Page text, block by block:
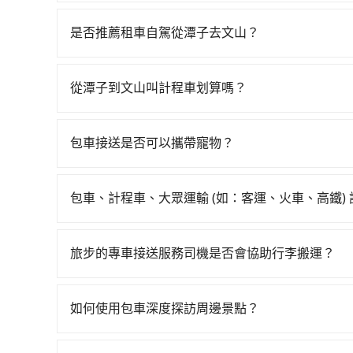
班次高鐵可搭乘。假設從台中市潭子區前往最靠
車費400元後，抵達台北市文山區的目的地。全程
車，不僅每人至少額外負擔180元車資，而且更會
是否推薦租車自駕從潭子去文山？
天就要來回，那在台中路邊可隨租隨借的iRent應
額外的汽車保險與可能的罰單都需自付。再者，
像在開樂透一樣。另外，偶爾也會遇到明明已經
行李時，就顯得非常不便。
從潭子到文山叫計程車划算嗎？
到車，也可考慮打電話至潭子附近的計程車隊，
務品質上，tripool都是你從潭子到文山的最佳選擇
包車接送是否可以攜帶寵物？
寵物同行。且為了行程安全，請勿將寵物抱出來或
包車、計程車、大眾運輸 (如：客運、火車、高鐵)
程車最貴，而大眾運輸通常較便宜。 行程：需多
可選用大眾運輸。 便利性：需要便利性和方便性
旅步的專車接送服務司機是否會協助行李搬運？
如何使用包車深度探訪周邊景點？